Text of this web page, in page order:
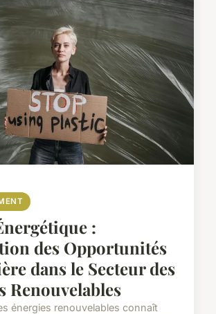
:
des Opportunités
dans le Secteur des
Renouvelables
énergies renouvelables connaît